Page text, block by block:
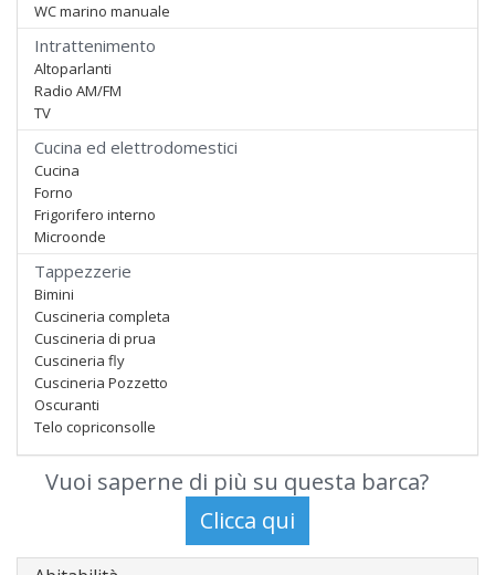
WC marino manuale
Intrattenimento
Altoparlanti
Radio AM/FM
TV
Cucina ed elettrodomestici
Cucina
Forno
Frigorifero interno
Microonde
Tappezzerie
Bimini
Cuscineria completa
Cuscineria di prua
Cuscineria fly
Cuscineria Pozzetto
Oscuranti
Telo copriconsolle
Vuoi saperne di più su questa barca?